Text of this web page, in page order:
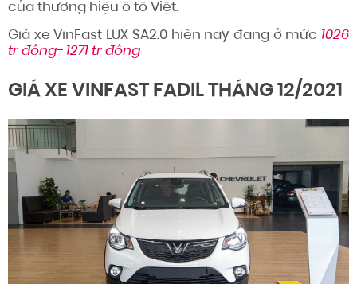
của thương hiệu ô tô Việt.
Giá xe VinFast LUX SA2.0 hiện nay đang ở mức 1026
tr đồng- 1271 tr đồng
GIÁ XE VINFAST FADIL THÁNG 12/2021